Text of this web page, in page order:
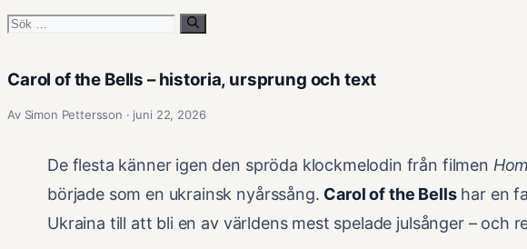
Sök
Carol of the Bells – historia, ursprung och text
Av Simon Pettersson · juni 22, 2026
De flesta känner igen den spröda klockmelodin från filmen
började som en ukrainsk nyårssång. Carol of the Bellshar en
Ukraina till att bli en av världens mest spelade julsånger – och